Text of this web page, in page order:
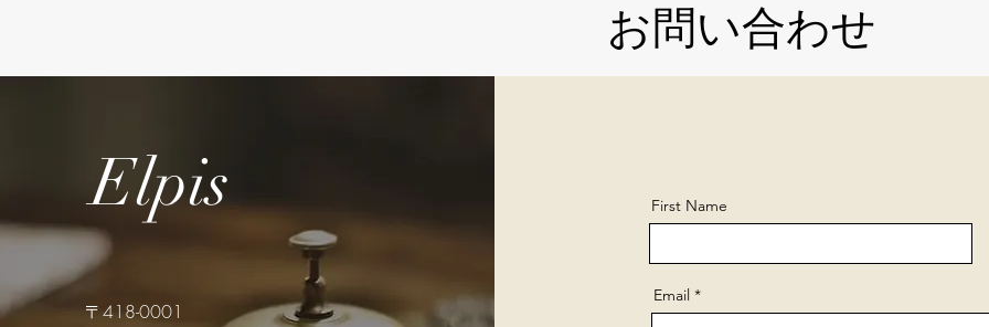
お問い合わせ
Elpis
〒418-0001
First Name
Email